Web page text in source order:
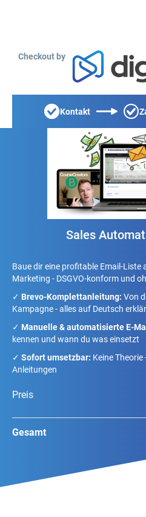
Checkout by
Kontakt
Sales
Baue dir eine profitable Email-
Marketing - DSGVO-konform und
✓ Brevo-Komplettanleitung: Von
Kampagne - alles auf Deutsch
✓ Manuelle & automatisierte E-
kennen und wann du was einsetzt
✓ Sofort umsetzbar: Keine
Anleitungen
Preis
Gesamt